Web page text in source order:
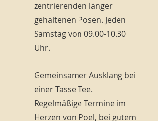
zentrierenden länger
gehaltenen Posen. Jeden
Samstag von 09.00-10.30
Uhr.
Gemeinsamer Ausklang bei
einer Tasse Tee.
Regelmäßige Termine im
Herzen von Poel, bei gutem